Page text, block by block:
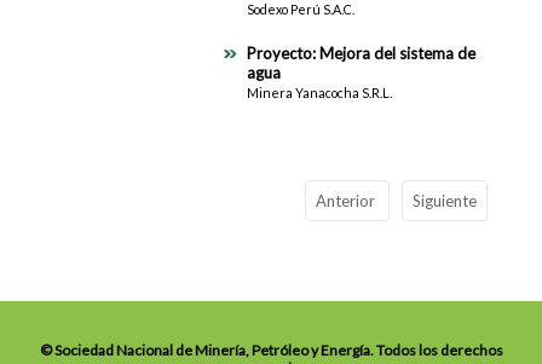
Sodexo Perú S.A.C.
Proyecto: Mejora del sistema de
agua
Minera Yanacocha S.R.L.
Anterior Siguiente
© Sociedad Nacional de Minería, Petróleo y Energía. Todos los derechos